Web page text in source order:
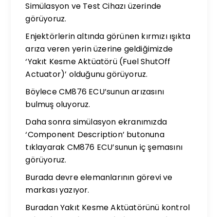
Simülasyon ve Test Cihazı üzerinde
görüyoruz.
Enjektörlerin altında görünen kırmızı ışıkta
arıza veren yerin üzerine geldiğimizde
‘Yakıt Kesme Aktüatörü (Fuel ShutOff
Actuator)’ olduğunu görüyoruz.
Böylece CM876 ECU’sunun arızasını
bulmuş oluyoruz.
Daha sonra simülasyon ekranımızda
‘Component Description’ butonuna
tıklayarak CM876 ECU’sunun iç şemasını
görüyoruz.
Burada devre elemanlarının görevi ve
markası yazıyor.
Buradan Yakıt Kesme Aktüatörünü kontrol